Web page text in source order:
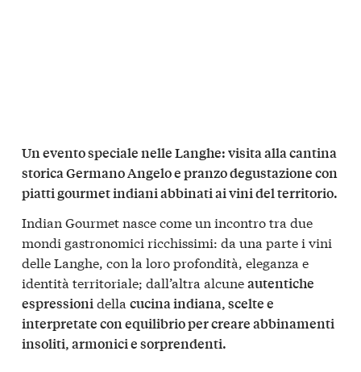
Un evento speciale nelle Langhe: visita alla cantina
storica Germano Angelo e pranzo degustazione con
piatti gourmet indiani abbinati ai vini del territorio.
Indian Gourmet nasce come un incontro tra due
mondi gastronomici ricchissimi: da una parte i vini
delle Langhe, con la loro profondità, eleganza e
identità territoriale; dall’altra alcuneautentiche
espressionidella cucina indiana, scelte e
interpretate con equilibrio per creare abbinamenti
insoliti, armonici e sorprendenti.